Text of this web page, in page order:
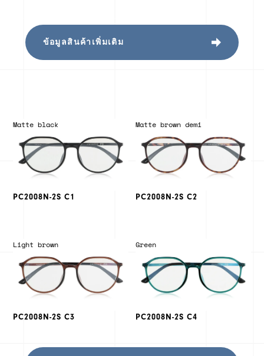
ข้อมูลสินค้าเพิ่มเติม
Matte black
PC2008N-2S C1
Matte brown demi
PC2008N-2S C2
Light brown
PC2008N-2S C3
Green
PC2008N-2S C4